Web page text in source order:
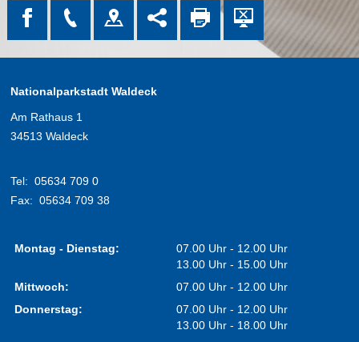
Nationalparkstadt Waldeck
Am Rathaus 1
34513 Waldeck
Tel: 05634 709 0
Fax: 05634 709 38
Montag - Dienstag:
07.00 Uhr - 12.00 Uhr
13.00 Uhr - 15.00 Uhr
Mittwoch:
07.00 Uhr - 12.00 Uhr
Donnerstag:
07.00 Uhr - 12.00 Uhr
13.00 Uhr - 18.00 Uhr